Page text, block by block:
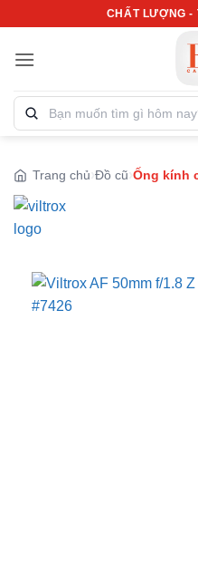
nội
CHẤT LƯỢNG -
Tìm
kiếm
phẩm:
Trang chủ Đồ cũ Ống kính